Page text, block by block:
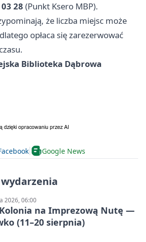
28 (Punkt Ksero MBP).
że liczba miejsc może
opłaca się zarezerwować
Biblioteka Dąbrowa
Google News
2026, 06:00
na Imprezową Nutę —
(11–20 sierpnia)